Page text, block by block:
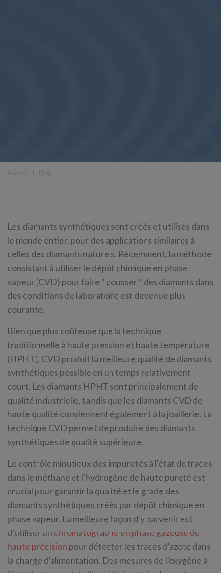
Les diamants synthétiques sont créés et utilisés dans
le monde entier, pour des applications similaires à
celles des diamants naturels. Récemment, la méthode
consistant à utiliser le dépôt chimique en phase
vapeur (CVD) pour faire " pousser " des diamants dans
des conditions de laboratoire est devenue plus
courante.
Bien que plus coûteuse que la technique
traditionnelle à haute pression et haute température
(HPHT), CVD produit la meilleure qualité de diamants
synthétiques possible en un temps relativement
court. Les diamants HPHT sont principalement de
qualité industrielle, tandis que les diamants CVD de
haute qualité conviennent également à la joaillerie. La
technique CVD permet de produire des diamants
synthétiques de qualité supérieure.
Le contrôle minutieux des impuretés à l'état de traces
dans le méthane et l'hydrogène de haute pureté est
crucial pour garantir la qualité et le grade des
diamants synthétiques créés par dépôt chimique en
phase vapeur. La meilleure façon d'y parvenir est
d'utiliser un chromatographe en phase gazeuse de
haute précision pour détecter les traces d'azote dans
la charge d'alimentation. Des mesures de l'oxygène à